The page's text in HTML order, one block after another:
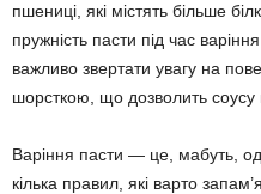
пшениці, які містять більше
пружність пасти під час
важливо звертати увагу на
шорсткою, що дозволить соусу
Варіння пасти — це, мабуть,
кілька правил, які варто